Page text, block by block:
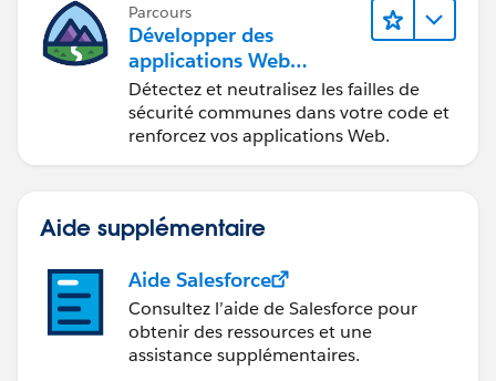
Parcours
Développer des
applications Web
sécurisées
Détectez et neutralisez les failles de
sécurité communes dans votre code et
renforcez vos applications Web.
Aide supplémentaire
Aide Salesforce
Consultez l’aide de Salesforce pour
obtenir des ressources et une
assistance supplémentaires.